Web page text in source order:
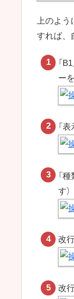
上のよう
すれば、
「
ー
「
「
す）
改
改